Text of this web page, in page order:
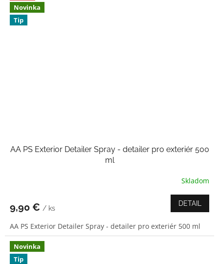
Novinka
Tip
AA PS Exterior Detailer Spray - detailer pro exteriér 500
ml
je
z
5
hviezdičiek.
Skladom
9,90 € / ks
DETAIL
AA PS Exterior Detailer Spray - detailer pro exteriér 500 ml
Novinka
Tip